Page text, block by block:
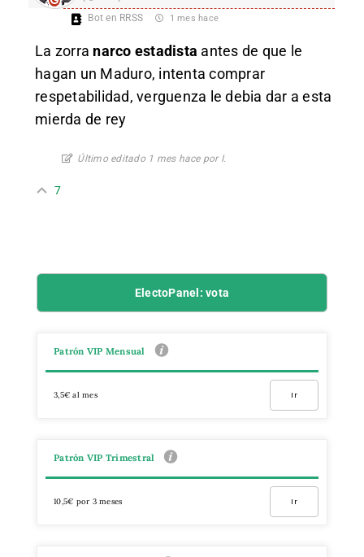
Bot en RRSS 1 mes hace
La zorra narco estadista antes de que le
hagan un Maduro, intenta comprar
respetabilidad, verguenza le debia dar a esta
mierda de rey
Último editado 1 mes hace por I.
7
ElectoPanel: vota
Patrón VIP Mensual
3,5€ al mes Ir
Patrón VIP Trimestral
10,5€ por 3 meses Ir